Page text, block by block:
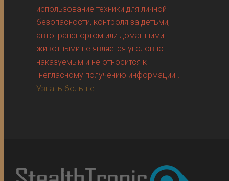
использование техники для личной
безопасности, контроля за детьми,
автотранспортом или домашними
животными не является уголовно
наказуемым и не относится к
"негласному получению информации".
Узнать больше...